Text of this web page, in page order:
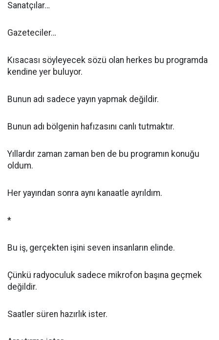
Sanatçılar…
Gazeteciler…
Kısacası söyleyecek sözü olan herkes bu programda
kendine yer buluyor.
Bunun adı sadece yayın yapmak değildir.
Bunun adı bölgenin hafızasını canlı tutmaktır.
Yıllardır zaman zaman ben de bu programın konuğu
oldum.
Her yayından sonra aynı kanaatle ayrıldım.
*
Bu iş, gerçekten işini seven insanların elinde.
Çünkü radyoculuk sadece mikrofon başına geçmek
değildir.
Saatler süren hazırlık ister.